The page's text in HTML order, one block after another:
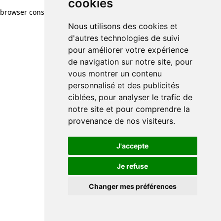
cookies
Nous utilisons des cookies et
d'autres technologies de suivi
pour améliorer votre expérience
de navigation sur notre site, pour
vous montrer un contenu
personnalisé et des publicités
ciblées, pour analyser le trafic de
notre site et pour comprendre la
provenance de nos visiteurs.
J'accepte
Je refuse
Changer mes préférences
browser console for more information)